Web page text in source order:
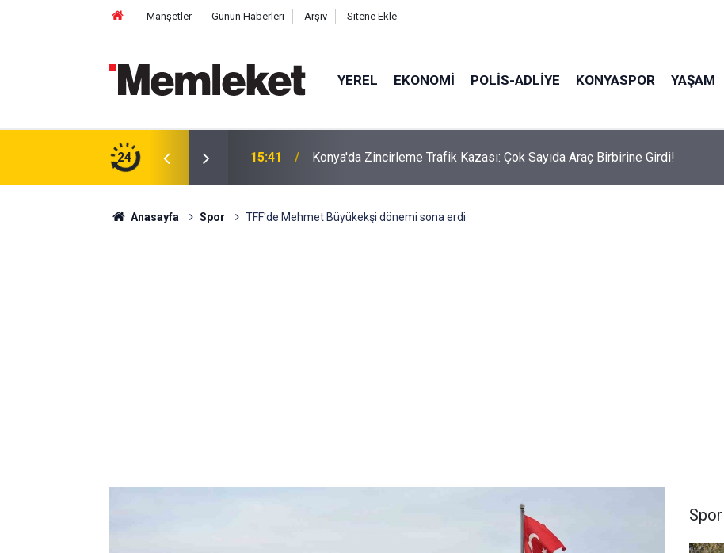
Manşetler Günün Haberleri Arşiv Sitene Ekle
YEREL EKONOMI POLİS-ADLİYE KONYASPOR YAŞAM
24
Çok Sayıda Araç Birbirine Girdi! 14:25 Yeni Parti’de skandal atama: DHKP-C’li Yavuz Nazlıgül "başkan" olarak atandı
Anasayfa Spor TFF'de Mehmet Büyükekşi dönemi sona erdi
Spor